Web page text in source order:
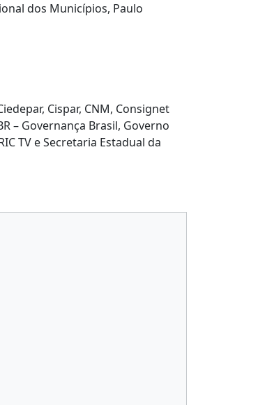
dos Municípios, Paulo
Cispar, CNM, Consignet
– Governança Brasil, Governo
TV e Secretaria Estadual da